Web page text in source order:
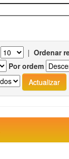
| Ordenar
Por ordem